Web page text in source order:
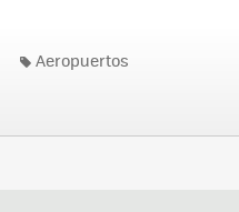
Aeropuertos